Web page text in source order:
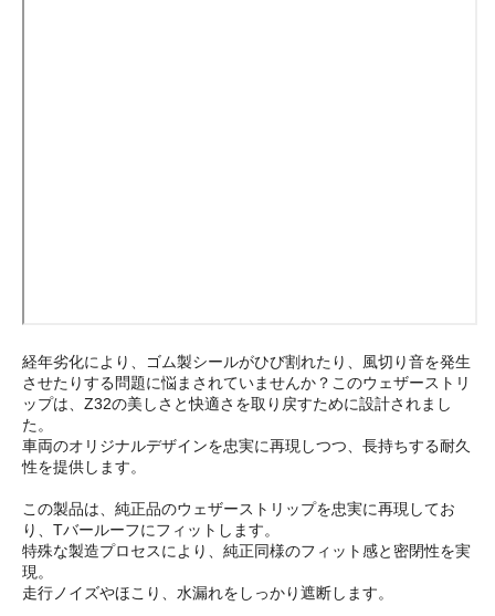
経年劣化により、ゴム製シールがひび割れたり、風切り音を発生
させたりする問題に悩まされていませんか？このウェザーストリ
ップは、Z32の美しさと快適さを取り戻すために設計されまし
た。
車両のオリジナルデザインを忠実に再現しつつ、長持ちする耐久
性を提供します。
この製品は、純正品のウェザーストリップを忠実に再現してお
り、Tバールーフにフィットします。
特殊な製造プロセスにより、純正同様のフィット感と密閉性を実
現。
走行ノイズやほこり、水漏れをしっかり遮断します。